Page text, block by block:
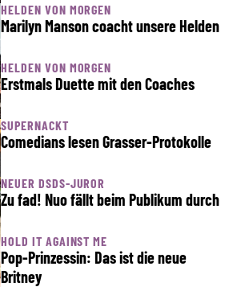
HELDEN VON MORGEN
Marilyn Manson coacht unsere Helden
HELDEN VON MORGEN
Erstmals Duette mit den Coaches
SUPERNACKT
Comedians lesen Grasser-Protokolle
NEUER DSDS-JUROR
Zu fad! Nuo fällt beim Publikum durch
HOLD IT AGAINST ME
Pop-Prinzessin: Das ist die neue
Britney